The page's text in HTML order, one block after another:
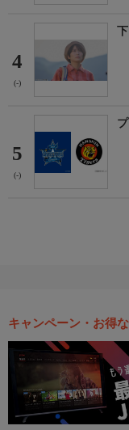
4
(-)
5
(-)
キャンペーン・お得